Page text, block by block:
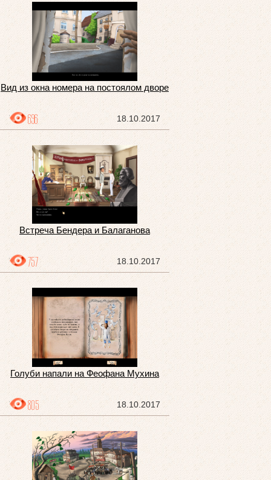
Вид из окна номера на постоялом дворе
18.10.2017
696
Встреча Бендера и Балаганова
18.10.2017
757
Голуби напали на Феофана Мухина
18.10.2017
805